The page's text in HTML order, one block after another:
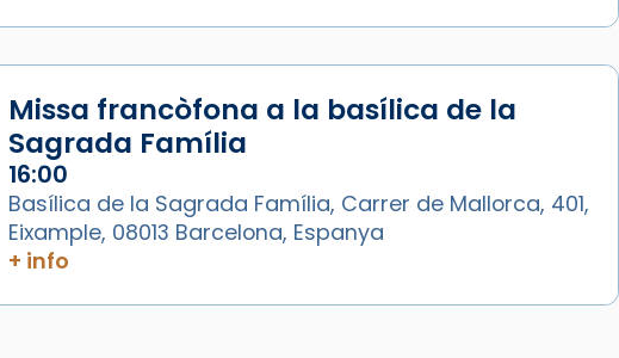
Missa francòfona a la basílica de la
Sagrada Família
16:00
Basílica de la Sagrada Família, Carrer de Mallorca, 401,
Eixample, 08013 Barcelona, Espanya
+ info